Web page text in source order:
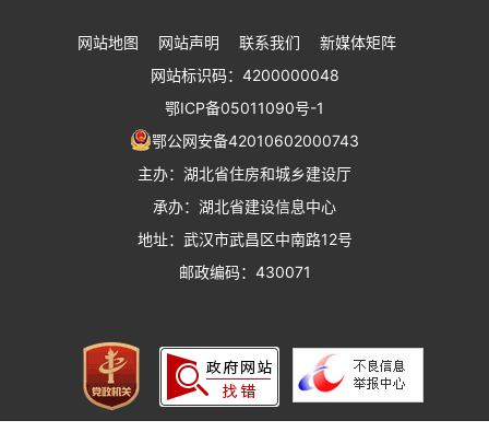
湖北省住建厅执业资格注册中心
湖北省城乡建设发展中心
湖北城市建设职业技术学院
网站地图 网站声明 联系我们
新媒体矩阵
网站标识码：4200000048
鄂ICP备05011090号-1
鄂公网安备42010602000743
主办：湖北省住房和城乡建设厅
承办：湖北省建设信息中心
地址：武汉市武昌区中南路12号
邮政编码：430071